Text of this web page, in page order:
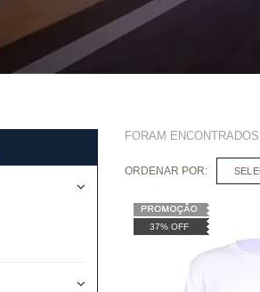
FORAM ENCONTRADOS
ORDENAR POR:
37% OFF